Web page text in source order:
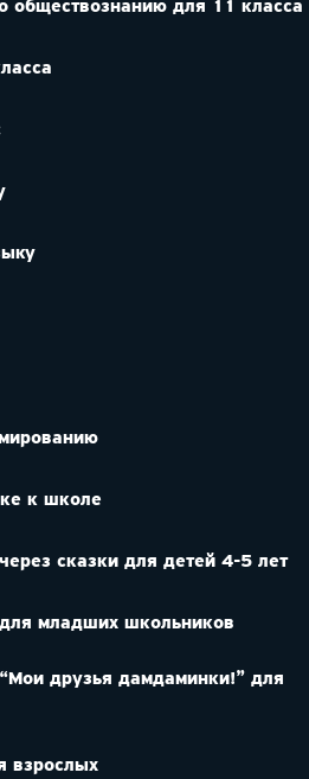
обществознанию для 11 класса
к школе
сказки для детей 4-5 лет
для младших школьников
“Мои друзья дамдаминки!” для
взрослых